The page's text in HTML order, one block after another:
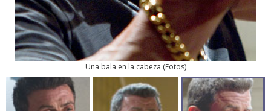
Una bala en la cabeza (Fotos)